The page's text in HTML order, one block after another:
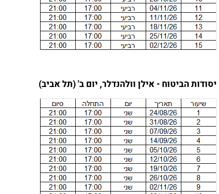
יסודות הביטוח - אילן וולהנדלר, יום ב' (תל אביב)